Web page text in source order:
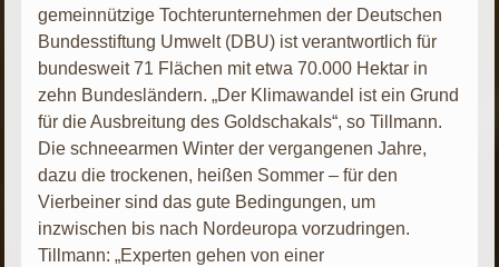
gemeinnützige Tochterunternehmen der Deutschen
Bundesstiftung Umwelt (DBU) ist verantwortlich für
bundesweit 71 Flächen mit etwa 70.000 Hektar in
zehn Bundesländern. „Der Klimawandel ist ein Grund
für die Ausbreitung des Goldschakals“, so Tillmann.
Die schneearmen Winter der vergangenen Jahre,
dazu die trockenen, heißen Sommer – für den
Vierbeiner sind das gute Bedingungen, um
inzwischen bis nach Nordeuropa vorzudringen.
Tillmann: „Experten gehen von einer